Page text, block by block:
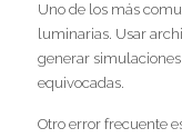
Uno de los más
luminarias. Usar
generar
equivocadas.
Otro error frecuente